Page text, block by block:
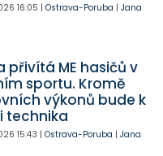
16:05 | Ostrava-Poruba | Jana
přivítá ME hasičů v
sportu. Kromě
výkonů bude k
technika
15:43 | Ostrava-Poruba | Jana